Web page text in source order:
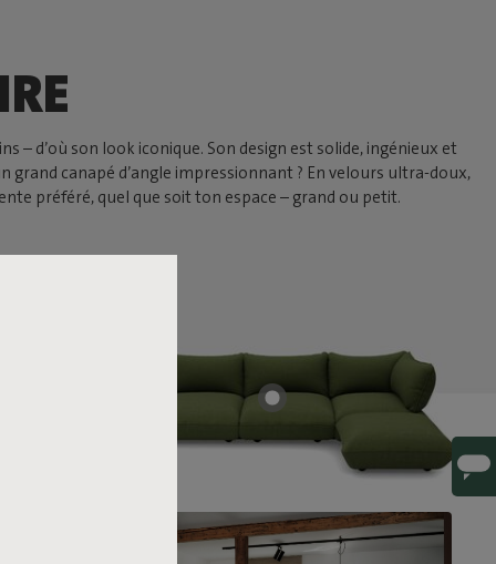
– d’où son look iconique. Son design est solide, ingénieux et
canapé d’angle impressionnant ? En velours ultra-doux,
préféré, quel que soit ton espace – grand ou petit.